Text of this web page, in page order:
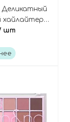
Деликатный
хайлайтер
оттенок 02
Veil, See-
шт